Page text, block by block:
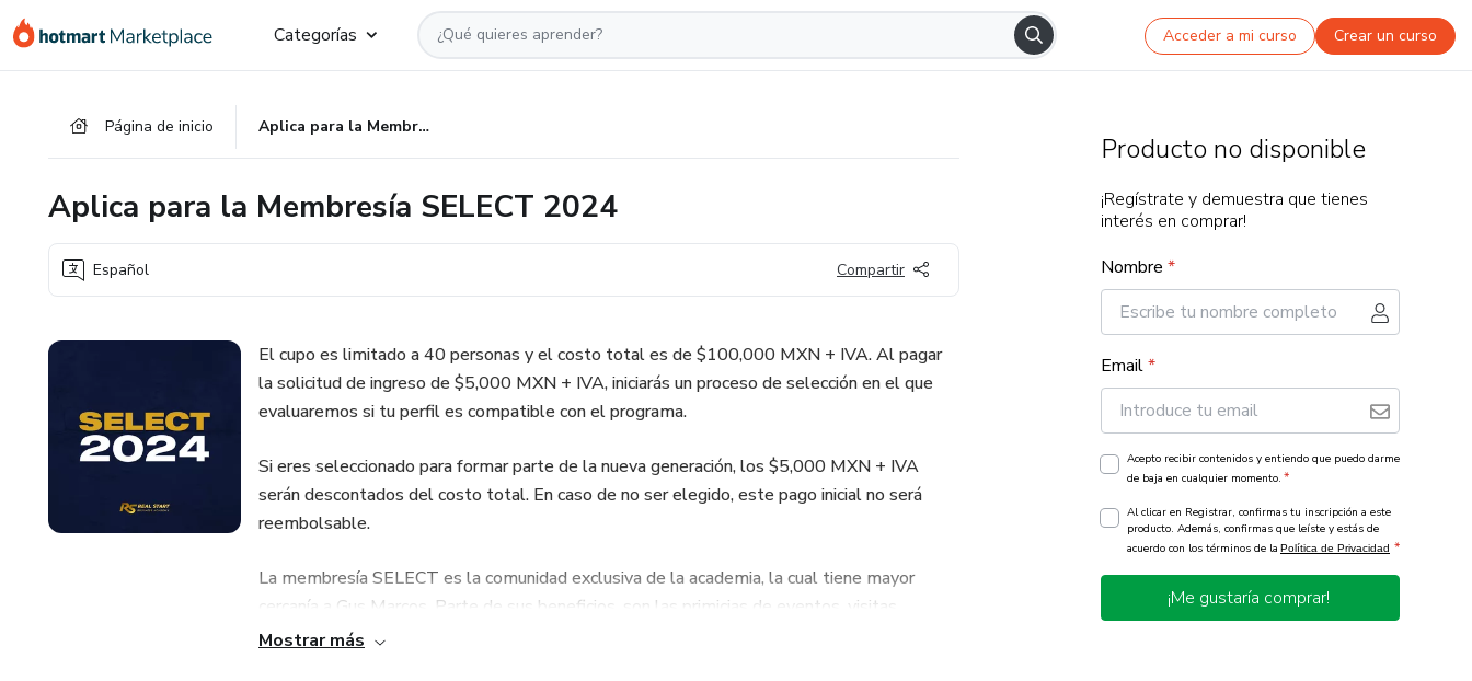
Categorías Acceder a mi curso Crear un curso
Página de inicio Aplica para la Membresía SELECT 2024
Aplica para la Membresía SELECT 2024
Español Compartir
El cupo es limitado a 40 personas y el costo total es de $100,000 MXN + IVA. Al pagar
la solicitud de ingreso de $5,000 MXN + IVA, iniciarás un proceso de selección en el que
evaluaremos si tu perfil es compatible con el programa.
Si eres seleccionado para formar parte de la nueva generación, los $5,000 MXN + IVA
serán descontados del costo total. En caso de no ser elegido, este pago inicial no será
reembolsable.
La membresía SELECT es la comunidad exclusiva de la academia, la cual tiene mayor
cercanía a Gus Marcos. Parte de sus beneficios, son las primicias de eventos, visitas
exclusivas a desarrollos de Gus, asesoría con líderes especializados en Real State, y
Mostrar más
Producto no disponible
¡Regístrate y demuestra que tienes
interés en comprar!
Nombre *
Email*
Acepto recibir contenidos y entiendo que puedo darme
de baja en cualquier momento. *
Al clicar en Registrar, confirmas tu inscripción a este
producto. Además, confirmas que leíste y estás de
acuerdo con los términos de la Política de Privacidad *
¡Me gustaría comprar!